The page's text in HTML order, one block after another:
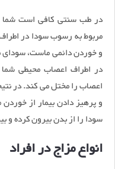
در طب سنتی کافی است شما
مربوط به رسوب سودا در
و خوردن دائمی ماست، سودای
در اطراف اعصاب محیطی
اعصاب را مختل می کند. در
و پرهیز دادن بیمار از
سودا را از بدن بیرون کرده
انواع مزاج در افراد